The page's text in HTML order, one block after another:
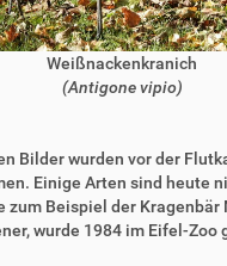
Weißnackenkranich
(Antigone vipio)
Bilder wurden vor der
Einige Arten sind heute
zum Beispiel der Kragenbär
wurde 1984 im Eifel-Zoo